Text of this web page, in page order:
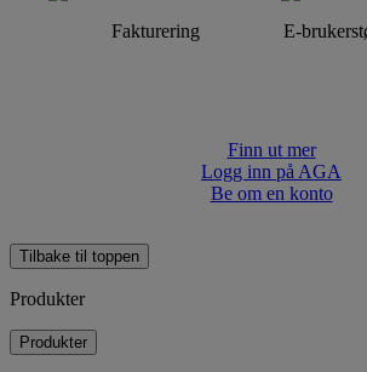
Fakturering E-
Finn ut mer
Logg inn på AGA
Be om en konto
Tilbake til toppen
Produkter
Produkter